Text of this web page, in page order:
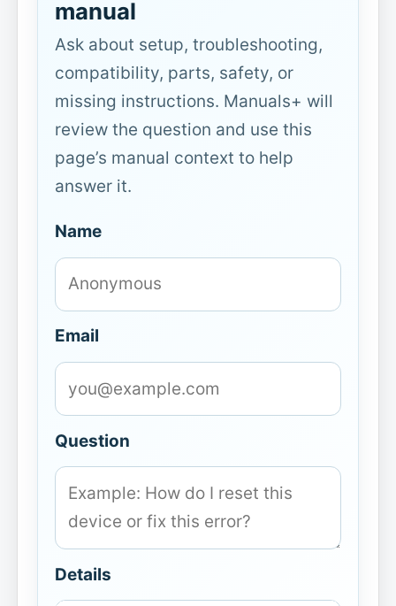
manual
Ask about setup, troubleshooting,
compatibility, parts, safety, or
missing instructions. Manuals+ will
review the question and use this
page’s manual context to help
answer it.
Name
Email
Question
Details